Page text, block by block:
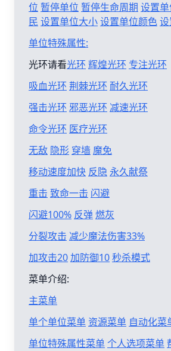
位 暂停单位 暂停生命周期 设置
民 设置单位大小设置单位颜色
单位特殊属性:
光环请看光环 辉煌光环 专注光环
吸血光环 荆棘光环 耐久光环
强击光环 邪恶光环 减速光环
命令光环 医疗光环
无敌 隐形 穿墙 魔免
移动速度加快 反隐 永久献祭
重击 致命一击 闪避
闪避100% 反弹燃灰
分裂攻击 减少魔法伤害33%
加攻击20加防御10秒杀模式
菜单介绍:
主菜单
单个单位菜单 资源菜单 自动化菜
单位特殊属性菜单个人选项菜单